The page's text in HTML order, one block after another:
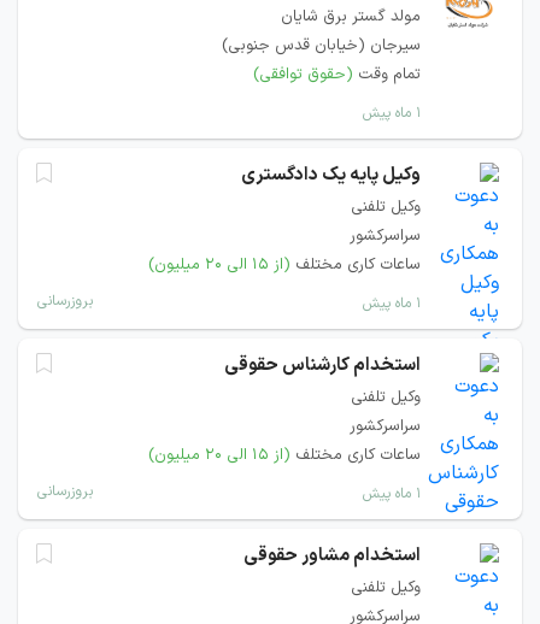
مولد گستر برق شایان
سیرجان (خیابان قدس جنوبی)
تمام وقت (حقوق توافقی)
۱ ماه پیش
وکیل پایه یک دادگستری
وکیل تلفنی
سراسرکشور
ساعات کاری مختلف (از ۱۵ الی ۲۰ میلیون)
۱ ماه پیش بروزرسانی
استخدام کارشناس حقوقی
وکیل تلفنی
سراسرکشور
ساعات کاری مختلف (از ۱۵ الی ۲۰ میلیون)
۱ ماه پیش بروزرسانی
استخدام مشاور حقوقی
وکیل تلفنی
سراسرکشور